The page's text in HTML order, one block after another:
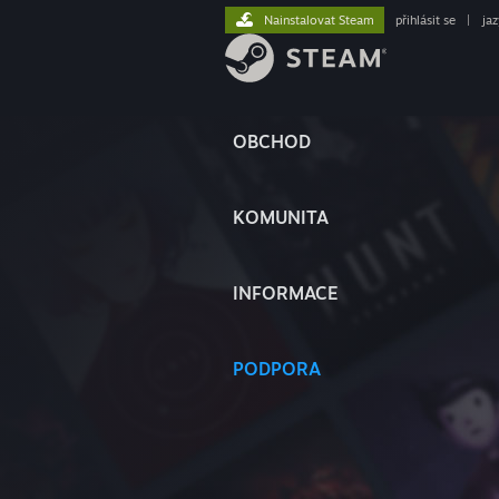
OBCHOD
KOMUNITA
INFORMACE
PODPORA
Nainstalovat Steam přihlásit se